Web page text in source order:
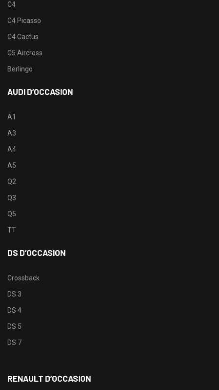
C4
C4 Picasso
C4 Cactus
C5 Aircross
Berlingo
AUDI D’OCCASION
A1
A3
A4
A5
Q2
Q3
Q5
TT
DS D’OCCASION
Crossback
DS 3
DS 4
DS 5
DS 7
RENAULT D’OCCASION